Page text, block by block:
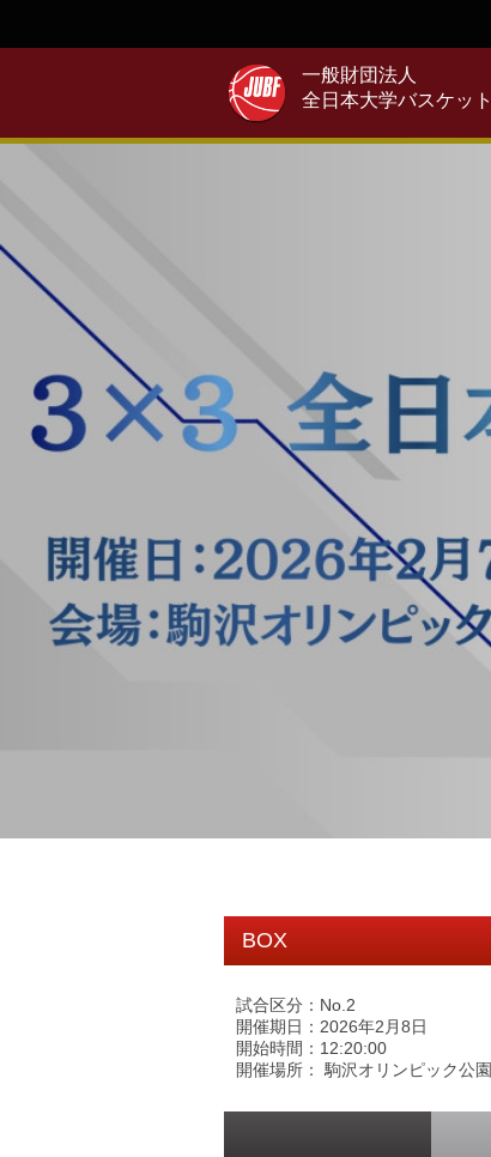
一般財団法人
全日本大学バスケッ
BOX
試合区分：No.2
開催期日：2026年2月8日
開始時間：12:20:00
開催場所： 駒沢オリンピック公